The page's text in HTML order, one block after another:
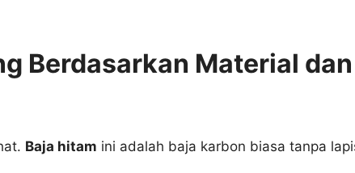
Berdasarkan Material
Baja hitam ini adalah baja karbon biasa tanpa